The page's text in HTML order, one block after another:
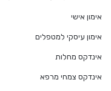
אימון אישי
אימון עיסקי למטפלים
אינדקס מחלות
אינדקס צמחי מרפא